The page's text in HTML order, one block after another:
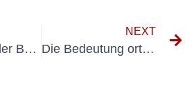
Verständnis der Bedeutung der Erstprüfung nach DIN VDE 0100 Teil 600
NEXT
Die Bedeutung ortsfester elektrischer Geräte am Arbeitsplatz